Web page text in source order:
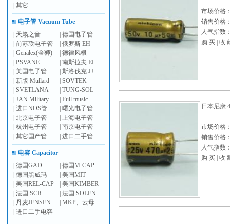
|其它..
电子管 Vacuum Tube
天籁之音 |德国电子管
|前苏联电子管 |俄罗斯 EH
|Genalex(金狮) |德律风根
|PSVANE |南斯拉夫 EI
|美国电子管 |斯洛伐克 JJ
新版 Mullard |SOVTEK
|SVETLANA |TUNG-SOL
|JAN Military |Full music
|进口NOS管 |曙光电子管
|北京电子管 |上海电子管
|杭州电子管 |南京电子管
|其它国产管 |进口二手管
电容 Capacitor
|德国GAD |德国M-CAP
|德国黑威玛 |美国MIT
|美国REL-CAP |美国KIMBER
|法国 SCR |法国 SOLEN
|丹麦JENSEN |MKP、云母
|进口二手电容
市场价格
销售价格
人气指数
购 买 |收
日本尼康
市场价格
销售价格
人气指数
购 买 |收